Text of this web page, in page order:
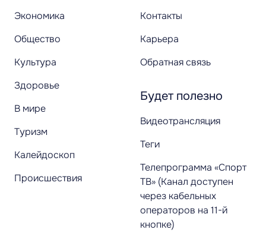
Экономика
Общество
Культура
Здоровье
В мире
Туризм
Калейдоскоп
Происшествия
Контакты
Карьера
Обратная связь
Будет полезно
Видеотрансляция
Теги
Телепрограмма «Спорт
ТВ» (Канал доступен
через кабельных
операторов на 11-й
кнопке)